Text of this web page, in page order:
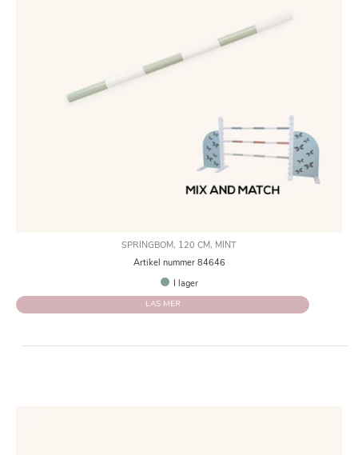
SPRINGBOM, 120 CM, MINT
Artikel nummer 84646
I lager
LÄS MER